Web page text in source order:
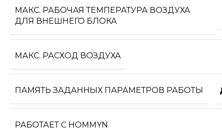
МАКС. РАБОЧАЯ ТЕМПЕРАТУРА ВОЗДУХА
ДЛЯ ВНЕШНЕГО БЛОКА
МАКС. РАСХОД ВОЗДУХА
ПАМЯТЬ ЗАДАННЫХ ПАРАМЕТРОВ РАБОТЫ
РАБОТАЕТ С HOMMYN